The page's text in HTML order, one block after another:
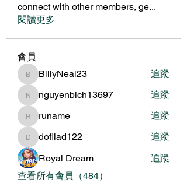
connect with other members, ge...
閱讀更多
會員
BillyNeal23
BillyNeal23 追蹤
nguyenbich13697
nguyenbich13697 追蹤
runameruname 追蹤
dofilad122
dofilad122
追蹤
Royal Dream
追蹤
查看所有會員（484）